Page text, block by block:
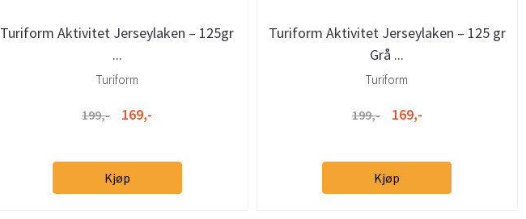
Turiform Aktivitet Jerseylaken – 125gr
...
Turiform
199,- 169,-
Kjøp
Turiform Aktivitet Jerseylaken – 125 gr
Grå ...
Turiform
199,- 169,-
Kjøp